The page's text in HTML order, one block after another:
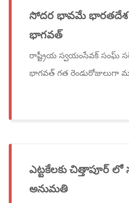
సోదర భావమే భారతదేశ
భాగవత్
రాష్ట్రీయ స్వయంసేవక్ సంఘ్
భాగవత్ గత రెండురోజులుగా
ఎట్టకేలకు చిత్తాపూర్
అనుమతి